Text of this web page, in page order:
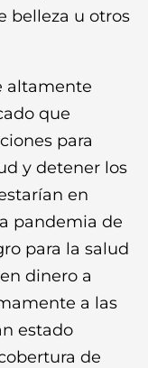
belleza u otros
altamente
que
para
y detener los
en
pandemia de
para la salud
dinero a
a las
estado
de